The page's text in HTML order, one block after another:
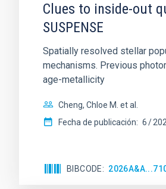
Clues to inside-out
SUSPENSE
Spatially resolved stellar
mechanisms. Previous
age-metallicity
Cheng, Chloe M. et al.
Fecha de publicación: 6
BIBCODE